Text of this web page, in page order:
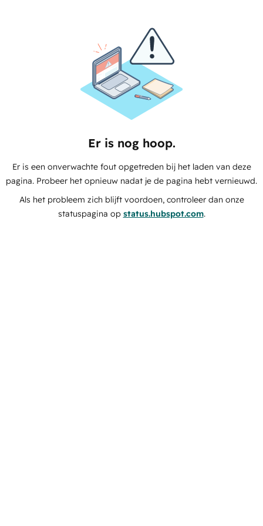
Er is nog hoop.
Er is een onverwachte fout opgetreden bij het laden van deze
pagina. Probeer het opnieuw nadat je de pagina hebt vernieuwd.
Als het probleem zich blijft voordoen, controleer dan onze
statuspagina op status.hubspot.com.